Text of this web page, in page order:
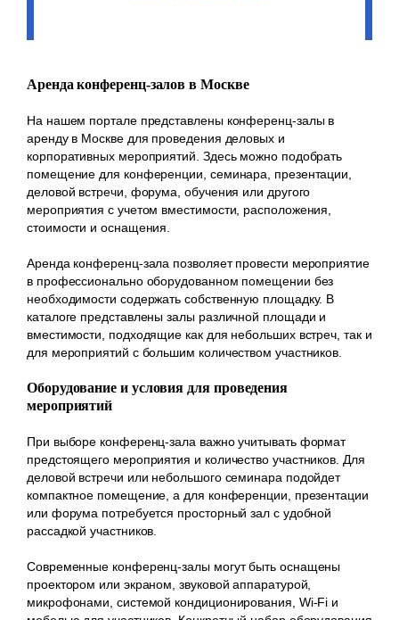
Аренда конференц-залов в Москве
На нашем портале представлены конференц-залы в
аренду в Москве для проведения деловых и
корпоративных мероприятий. Здесь можно подобрать
помещение для конференции, семинара, презентации,
деловой встречи, форума, обучения или другого
мероприятия с учетом вместимости, расположения,
стоимости и оснащения.
Аренда конференц-зала позволяет провести мероприятие
в профессионально оборудованном помещении без
необходимости содержать собственную площадку. В
каталоге представлены залы различной площади и
вместимости, подходящие как для небольших встреч, так и
для мероприятий с большим количеством участников.
Оборудование и условия для проведения
мероприятий
При выборе конференц-зала важно учитывать формат
предстоящего мероприятия и количество участников. Для
деловой встречи или небольшого семинара подойдет
компактное помещение, а для конференции, презентации
или форума потребуется просторный зал с удобной
рассадкой участников.
Современные конференц-залы могут быть оснащены
проектором или экраном, звуковой аппаратурой,
микрофонами, системой кондиционирования, Wi-Fi и